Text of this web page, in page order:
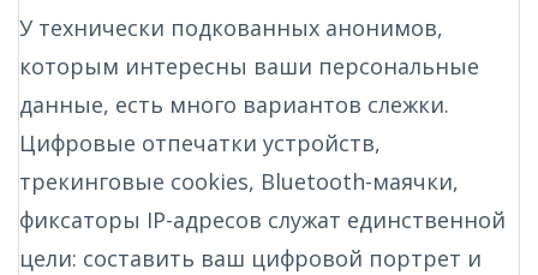
У технически подкованных анонимов,
которым интересны ваши персональные
данные, есть много вариантов слежки.
Цифровые отпечатки устройств,
трекинговые cookies, Bluetooth-маячки,
фиксаторы IP-адресов служат единственной
цели: составить ваш цифровой портрет и